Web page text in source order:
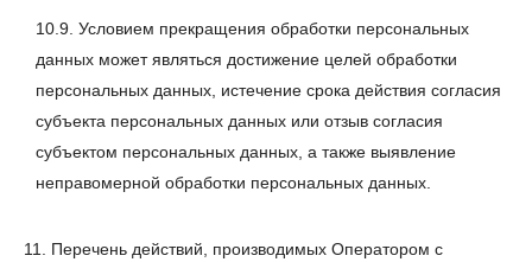
10.9. Условием прекращения обработки персональных
данных может являться достижение целей обработки
персональных данных, истечение срока действия согласия
субъекта персональных данных или отзыв согласия
субъектом персональных данных, а также выявление
неправомерной обработки персональных данных.
11. Перечень действий, производимых Оператором с